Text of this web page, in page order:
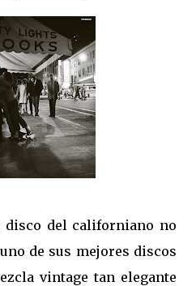
disco del californiano no
de sus mejores discos
vintage tan elegante